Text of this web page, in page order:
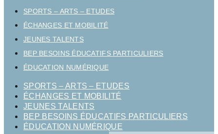
SPORTS – ARTS – ETUDES
ÉCHANGES ET MOBILITÉ
JEUNES TALENTS
BEP BESOINS ÉDUCATIFS PARTICULIERS
ÉDUCATION NUMÉRIQUE
SPORTS – ARTS – ETUDES
ÉCHANGES ET MOBILITÉ
JEUNES TALENTS
BEP BESOINS ÉDUCATIFS PARTICULIERS
ÉDUCATION NUMÉRIQUE